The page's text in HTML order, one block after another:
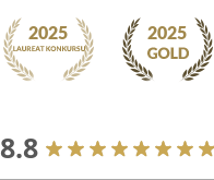
8.8